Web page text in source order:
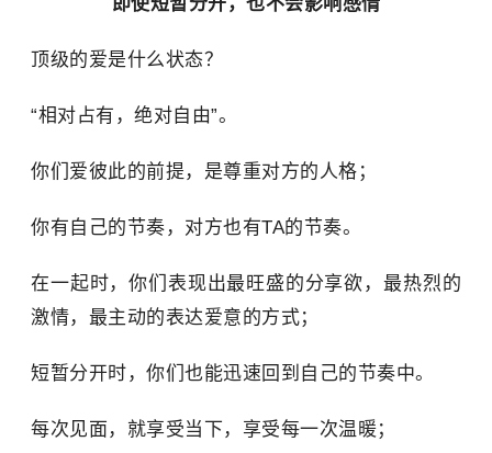
即使短暂分开，也不会影响感情
顶级的爱是什么状态？
“相对占有，绝对自由”。
你们爱彼此的前提，是尊重对方的人格；
你有自己的节奏，对方也有TA的节奏。
在一起时，你们表现出最旺盛的分享欲，最热烈的
激情，最主动的表达爱意的方式；
短暂分开时，你们也能迅速回到自己的节奏中。
每次见面，就享受当下，享受每一次温暖；